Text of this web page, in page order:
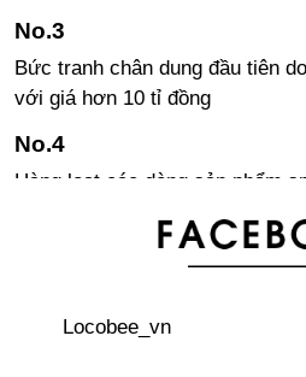
Bức tranh chân dung đầu tiên
với giá hơn 10 tỉ đồng
Hàng loạt các dòng sản phẩm
Locobee_vn